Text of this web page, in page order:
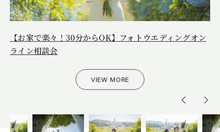
【お家で楽々！30分からOK】フォトウエディングオン
ライン相談会
VIEW MORE
【7・８月平日限定お土産＆ランチ付き】2027ワイナリ
ーウエディング相談会
VIEW MORE
【9月お日にち限定】本番直前のリアルな会場見学相談
会
VIEW MORE
【お家で楽々！30分からOK】フォトウエディングオン
ライン相談会
VIEW MORE
【7・８月平日限定お土産＆ランチ付き】2027ワイナリ
ーウエディング相談会
VIEW MORE